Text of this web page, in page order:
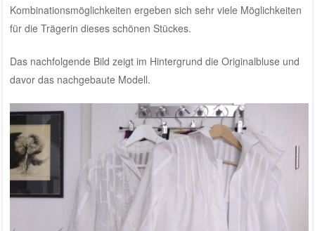
Kombinationsmöglichkeiten ergeben sich sehr viele Möglichkeiten
für die Trägerin dieses schönen Stückes.
Das nachfolgende Bild zeigt im Hintergrund die Originalbluse und
davor das nachgebaute Modell.